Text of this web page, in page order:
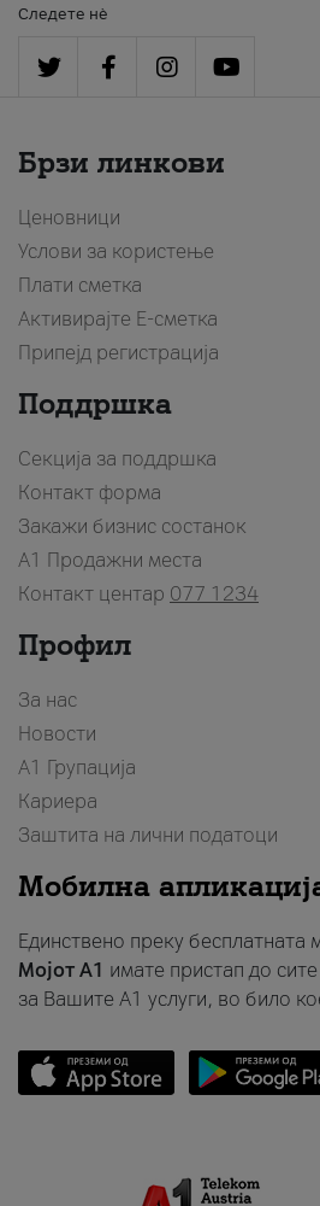
Следете нè
Брзи линкови
Ценовници
Услови за користење
Плати сметка
Активирајте Е-сметка
Припејд регистрација
Поддршка
Секција за поддршка
Контакт форма
Закажи бизнис состанок
A1 Продажни места
Контакт центар 077 1234
Профил
За нас
Новости
А1 Групација
Кариера
Заштита на лични податоци
Мобилна
Единствено преку бесплатната
Мојот A1 имате пристап до
за Вашите A1 услуги, во било